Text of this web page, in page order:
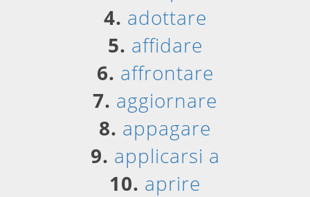
4. adottare
5. affidare
6. affrontare
7. aggiornare
8. appagare
9. applicarsi a
10. aprire